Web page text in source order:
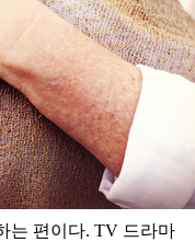
는 편이다. TV 드라마